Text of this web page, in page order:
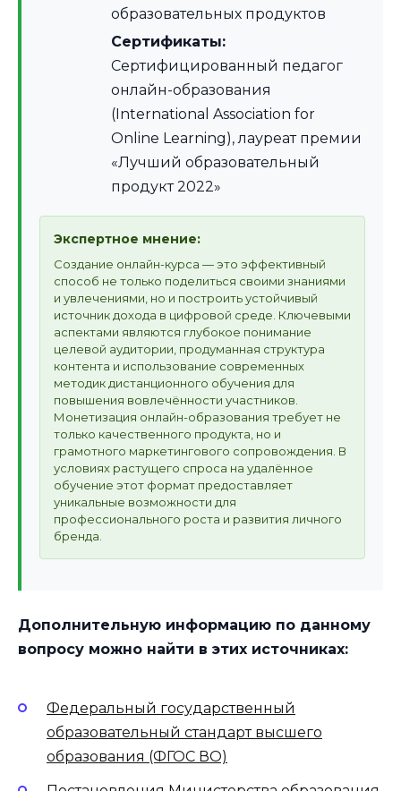
образовательных продуктов
Сертификаты:
Сертифицированный педагог
онлайн-образования
(International Association for
Online Learning), лауреат премии
«Лучший образовательный
продукт 2022»
Экспертное мнение:
Создание онлайн-курса — это эффективный
способ не только поделиться своими знаниями
и увлечениями, но и построить устойчивый
источник дохода в цифровой среде. Ключевыми
аспектами являются глубокое понимание
целевой аудитории, продуманная структура
контента и использование современных
методик дистанционного обучения для
повышения вовлечённости участников.
Монетизация онлайн-образования требует не
только качественного продукта, но и
грамотного маркетингового сопровождения. В
условиях растущего спроса на удалённое
обучение этот формат предоставляет
уникальные возможности для
профессионального роста и развития личного
бренда.
Дополнительную информацию по данному
вопросу можно найти в этих источниках:
Федеральный государственный
образовательный стандарт высшего
образования (ФГОС ВО)